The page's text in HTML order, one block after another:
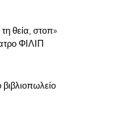
θεία, στοπ»
ΦΙΛΙΠ